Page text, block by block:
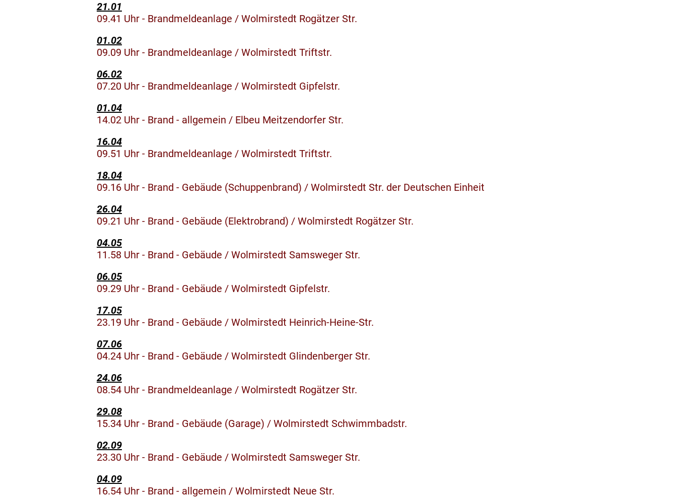
21.01
09.41 Uhr - Brandmeldeanlage / Wolmirstedt Rogätzer Str.
01.02
09.09 Uhr - Brandmeldeanlage / Wolmirstedt Triftstr.
06.02
07.20 Uhr - Brandmeldeanlage / Wolmirstedt Gipfelstr.
01.04
14.02 Uhr - Brand - allgemein / Elbeu Meitzendorfer Str.
16.04
09.51 Uhr - Brandmeldeanlage / Wolmirstedt Triftstr.
18.04
09.16 Uhr - Brand - Gebäude (Schuppenbrand) / Wolmirstedt Str. der Deutschen Einheit
26.04
09.21 Uhr - Brand - Gebäude (Elektrobrand) / Wolmirstedt Rogätzer Str.
04.05
11.58 Uhr - Brand - Gebäude / Wolmirstedt Samsweger Str.
06.05
09.29 Uhr - Brand - Gebäude / Wolmirstedt Gipfelstr.
17.05
23.19 Uhr - Brand - Gebäude / Wolmirstedt Heinrich-Heine-Str.
07.06
04.24 Uhr - Brand - Gebäude / Wolmirstedt Glindenberger Str.
24.06
08.54 Uhr - Brandmeldeanlage / Wolmirstedt Rogätzer Str.
29.08
15.34 Uhr - Brand - Gebäude (Garage) / Wolmirstedt Schwimmbadstr.
02.09
23.30 Uhr - Brand - Gebäude / Wolmirstedt Samsweger Str.
04.09
16.54 Uhr - Brand - allgemein / Wolmirstedt Neue Str.